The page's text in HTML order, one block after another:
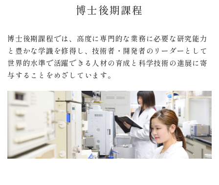
博士後期課程
博士後期課程では、高度に専門的な業務に必要な研究能力
と豊かな学識を修得し、技術者・開発者のリーダーとして
世界的水準で活躍できる人材の育成と科学技術の進展に寄
与することをめざしています。